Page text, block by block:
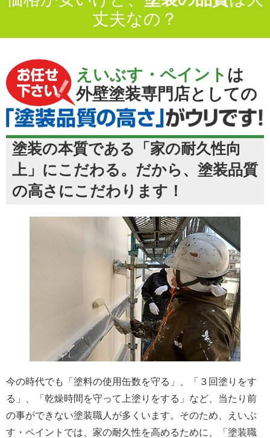
丈夫なの？
えいぶす・ペイント は
外壁塗装専門店としての
塗装の本質である「家の耐久性向
上」にこだわる。だから、塗装品質
の高さにこだわります！
今の時代でも「塗料の使用缶数を守る」、「３回塗りをす
る」、「乾燥時間を守って上塗りをする」など、当たり前
の事ができない塗装職人が多くいます。そのため、えいぶ
す・ペイントでは、家の耐久性を高めるために、「塗装職